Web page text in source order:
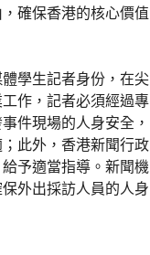
確保香港的核心價值
學生記者身份，在尖
作，記者必須經過專
件現場的人身安全，
此外，香港新聞行政
予適當指導。新聞機
外出採訪人員的人身